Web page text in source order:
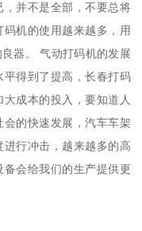
并不是全部，不要总将
机的使用越来越多，用
器。 气动打码机的发展
得到了提高，长春打码
成本的投入，要知道人
的快速发展，汽车车架
行冲击，越来越多的高
会给我们的生产提供更